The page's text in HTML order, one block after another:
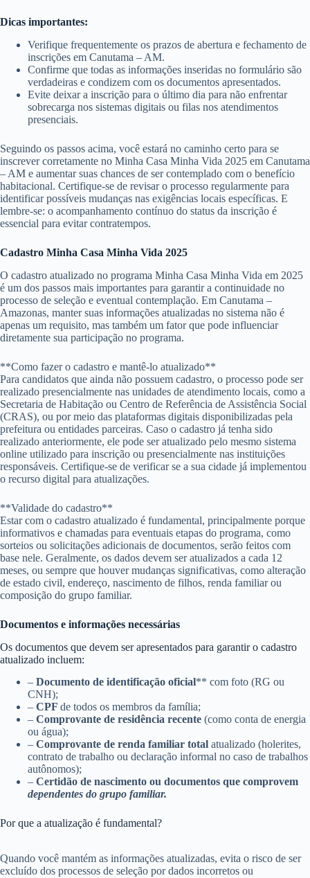
Dicas importantes:
Verifique frequentemente os prazos de abertura e fechamento de
inscrições em Canutama – AM.
Confirme que todas as informações inseridas no formulário são
verdadeiras e condizem com os documentos apresentados.
Evite deixar a inscrição para o último dia para não enfrentar
sobrecarga nos sistemas digitais ou filas nos atendimentos
presenciais.
Seguindo os passos acima, você estará no caminho certo para se
inscrever corretamente no Minha Casa Minha Vida 2025 em Canutama
– AM e aumentar suas chances de ser contemplado com o benefício
habitacional. Certifique-se de revisar o processo regularmente para
identificar possíveis mudanças nas exigências locais específicas. E
lembre-se: o acompanhamento contínuo do status da inscrição é
essencial para evitar contratempos.
Cadastro Minha Casa Minha Vida 2025
O cadastro atualizado no programa Minha Casa Minha Vida em 2025
é um dos passos mais importantes para garantir a continuidade no
processo de seleção e eventual contemplação. Em Canutama –
Amazonas, manter suas informações atualizadas no sistema não é
apenas um requisito, mas também um fator que pode influenciar
diretamente sua participação no programa.
**Como fazer o cadastro e mantê-lo atualizado**
Para candidatos que ainda não possuem cadastro, o processo pode ser
realizado presencialmente nas unidades de atendimento locais, como a
Secretaria de Habitação ou Centro de Referência de Assistência Social
(CRAS), ou por meio das plataformas digitais disponibilizadas pela
prefeitura ou entidades parceiras. Caso o cadastro já tenha sido
realizado anteriormente, ele pode ser atualizado pelo mesmo sistema
online utilizado para inscrição ou presencialmente nas instituições
responsáveis. Certifique-se de verificar se a sua cidade já implementou
o recurso digital para atualizações.
**Validade do cadastro**
Estar com o cadastro atualizado é fundamental, principalmente porque
informativos e chamadas para eventuais etapas do programa, como
sorteios ou solicitações adicionais de documentos, serão feitos com
base nele. Geralmente, os dados devem ser atualizados a cada 12
meses, ou sempre que houver mudanças significativas, como alteração
de estado civil, endereço, nascimento de filhos, renda familiar ou
composição do grupo familiar.
Documentos e informações necessárias
Os documentos que devem ser apresentados para garantir o cadastro
atualizado incluem:
– Documento de identificação oficial** com foto (RG ou
CNH);
– CPF de todos os membros da família;
– Comprovante de residência recente (como conta de energia
ou água);
– Comprovante de renda familiar total atualizado (holerites,
contrato de trabalho ou declaração informal no caso de trabalhos
autônomos);
– Certidão de nascimento ou documentos que comprovem
dependentes do grupo familiar.
Por que a atualização é fundamental?
Quando você mantém as informações atualizadas, evita o risco de ser
excluído dos processos de seleção por dados incorretos ou